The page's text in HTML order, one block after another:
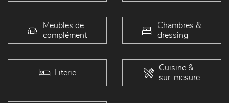
Meubles de
complément
Chambres &
dressing
Literie
Cuisine &
sur-mesure